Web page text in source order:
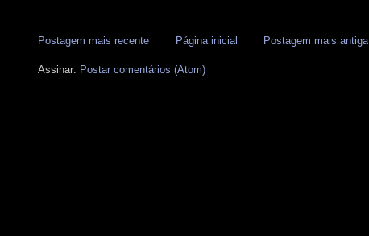
Postagem mais recente Postagem mais antiga
Página inicial
Assinar: Postar comentários (Atom)